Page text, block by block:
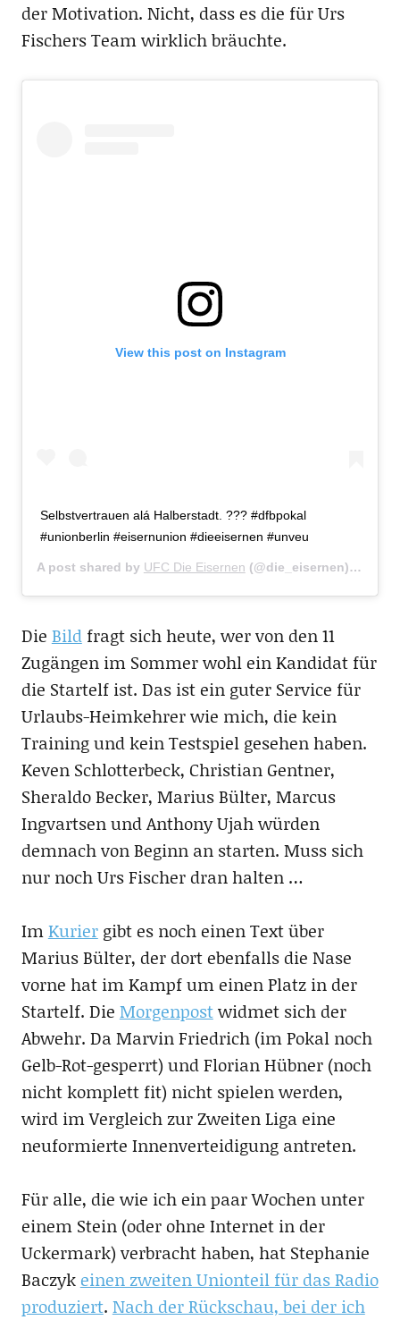
der Motivation. Nicht, dass es die für Urs
Fischers Team wirklich bräuchte.
View this post on Instagram
Selbstvertrauen alá Halberstadt. ??? #dfbpokal
#unionberlin #eisernunion #dieeisernen #unveu
A post shared by UFC Die Eisernen (@die_eisernen) on
Die Bildfragt sich heute, wer von den 11
Zugängen im Sommer wohl ein Kandidat für
die Startelf ist. Das ist ein guter Service für
Urlaubs-Heimkehrer wie mich, die kein
Training und kein Testspiel gesehen haben.
Keven Schlotterbeck, Christian Gentner,
Sheraldo Becker, Marius Bülter, Marcus
Ingvartsen und Anthony Ujah würden
demnach von Beginn an starten. Muss sich
nur noch Urs Fischer dran halten …
ImKuriergibt es noch einen Text über
Marius Bülter, der dort ebenfalls die Nase
vorne hat im Kampf um einen Platz in der
Startelf. Die Morgenpostwidmet sich der
Abwehr. Da Marvin Friedrich (im Pokal noch
Gelb-Rot-gesperrt) und Florian Hübner (noch
nicht komplett fit) nicht spielen werden,
wird im Vergleich zur Zweiten Liga eine
neuformierte Innenverteidigung antreten.
Für alle, die wie ich ein paar Wochen unter
einem Stein (oder ohne Internet in der
Uckermark) verbracht haben, hat Stephanie
Baczyk einen zweiten Unionteil für das Radio
produziert. Nach der Rückschau, bei der ich